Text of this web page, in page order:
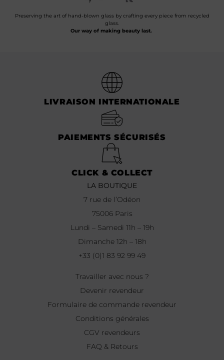
Preserving the art of hand-blown glass by crafting every piece from recycled
glass.
Our way of making beauty last.
LIVRAISON INTERNATIONALE
PAIEMENTS SÉCURISÉS
CLICK & COLLECT
LA BOUTIQUE
7 rue de l’Odéon
75006 Paris
Lundi – Samedi 11h – 19h
Dimanche 12h – 18h
+33 (0)1 83 92 99 49
Travailler avec nous ?
Devenir revendeur
Formulaire de commande revendeur
Conditions générales
CGV revendeurs
FAQ & Retours